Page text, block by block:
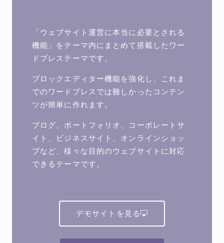
「ウェブサイト運営に本当に必要とされる
機能」をテーマ内にまとめて搭載したワー
ドプレステーマです。
ブロックエディター機能を強化し、これま
でのワードプレスでは難しかったコンテン
ツが簡単に作れます。
ブログ、ポートフォリオ、コーポレートサ
イト、ビジネスサイト、オンラインショッ
プなど、様々な目的のウェブサイトに対応
できるテーマです。
デモサイトを見る